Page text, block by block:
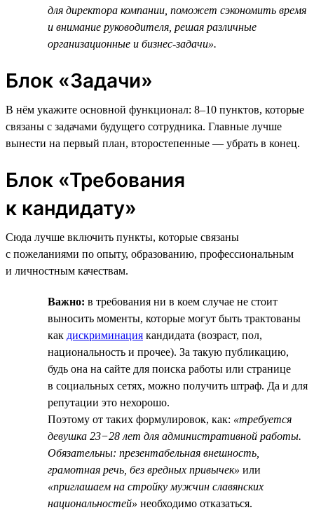
для директора компании, поможет сэкономить время
и внимание руководителя, решая различные
организационные и бизнес-задачи».
Блок «Задачи»
В нём укажите основной функционал: 8–10 пунктов, которые
связаны с задачами будущего сотрудника. Главные лучше
вынести на первый план, второстепенные — убрать в конец.
Блок «Требования
к кандидату»
Сюда лучше включить пункты, которые связаны
с пожеланиями по опыту, образованию, профессиональным
и личностным качествам.
Важно: в требования ни в коем случае не стоит
выносить моменты, которые могут быть трактованы
как дискриминация кандидата (возраст, пол,
национальность и прочее). За такую публикацию,
будь она на сайте для поиска работы или странице
в социальных сетях, можно получить штраф. Да и для
репутации это нехорошо.
Поэтому от таких формулировок, как: «требуется
девушка 23−28 лет для административной работы.
Обязательны: презентабельная внешность,
грамотная речь, без вредных привычек» или
«приглашаем на стройку мужчин славянских
национальностей» необходимо отказаться.